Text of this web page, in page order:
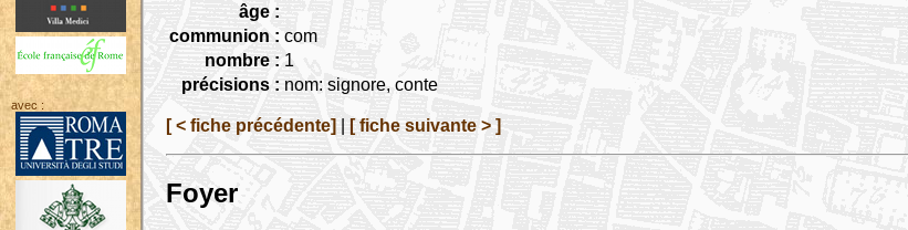
avec :
âge :
communion : com
nombre : 1
précisions : nom: signore, conte
[ < fiche précédente] [ fiche suivante > ]
Foyer